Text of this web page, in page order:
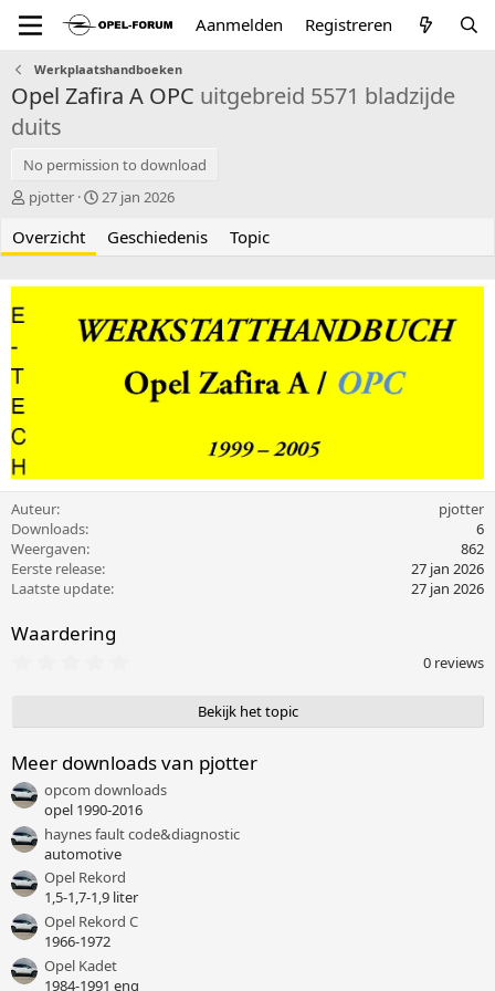
Aanmelden Registreren
Werkplaatshandboeken
Opel Zafira A OPC uitgebreid 5571 bladzijde
duits
No permission to download
A
t
e
pjotter
C
a
o
n
27 jan 2026
Overzicht Geschiedenis Topic
Auteur
pjotter
Downloads
6
Weergaven
862
Eerste release
27 jan 2026
Laatste update
27 jan 2026
Waardering
s
e
r
(
r
n
0 reviews
Bekijk het topic
Meer downloads van pjotter
opcom downloads
opel 1990-2016
haynes fault code&diagnostic
automotive
Opel Rekord
1,5-1,7-1,9 liter
Opel Rekord C
1966-1972
Opel Kadet
1984-1991 eng